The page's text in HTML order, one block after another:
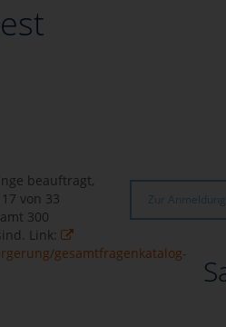
Zur
beauftragt,
von 33
300
Link:
gesamtfragenkatalog-